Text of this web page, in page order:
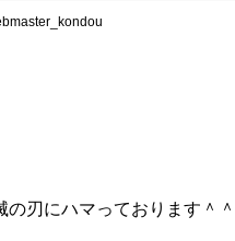
の刃にハマっております＾